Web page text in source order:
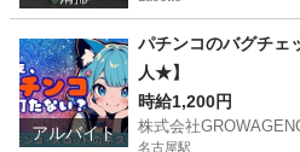
アルバイト
パチンコのバグチェ
人★】
時給1,200円
株式会社
名古屋駅